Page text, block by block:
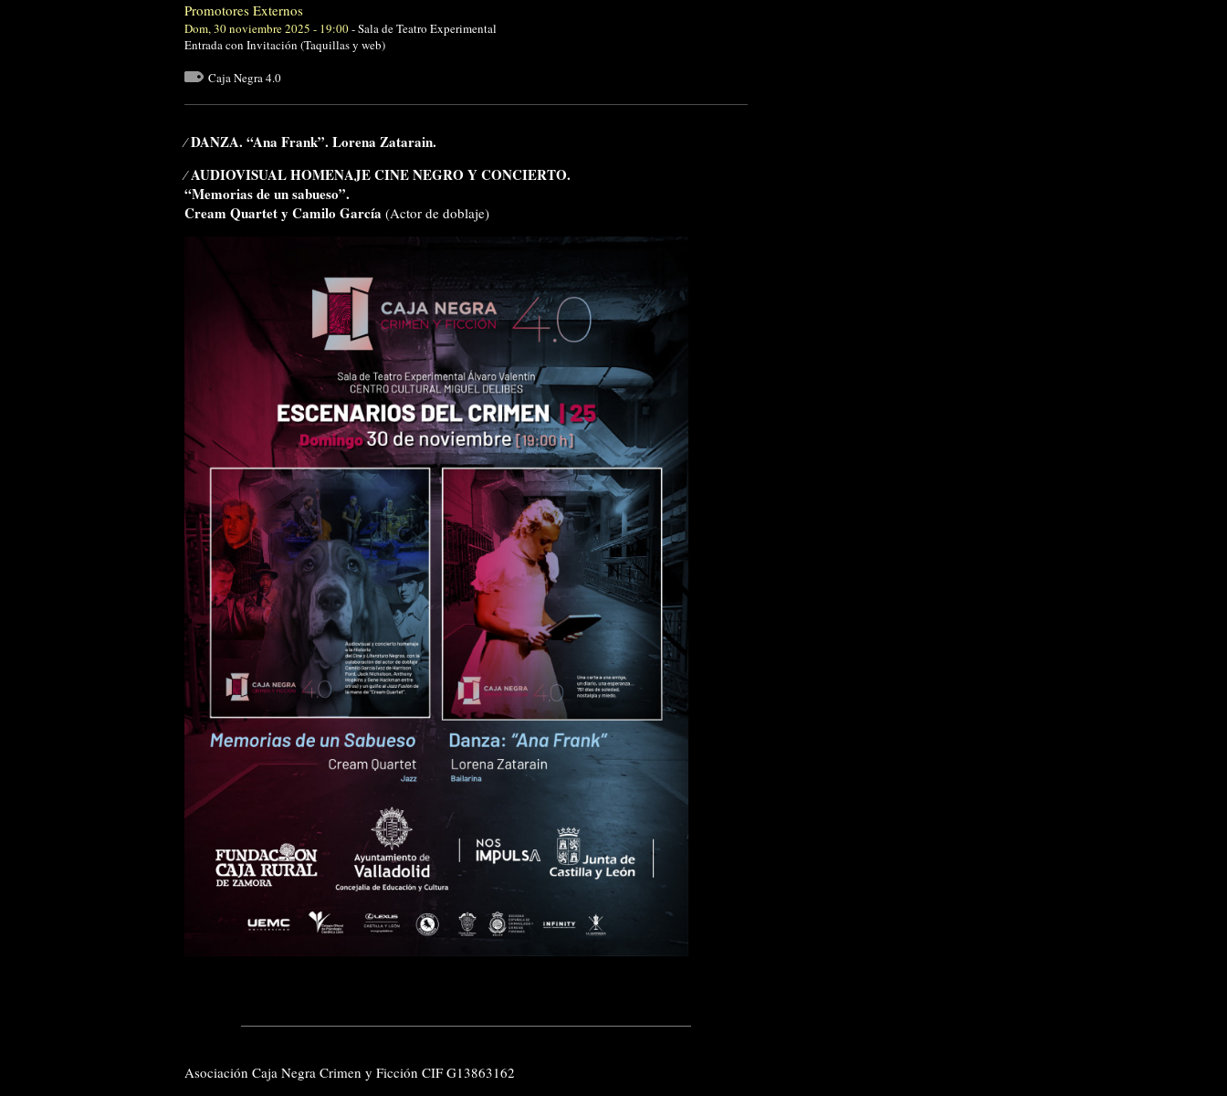
Promotores Externos
Dom, 30 noviembre 2025 - 19:00-Sala de Teatro Experimental
Entrada con Invitación (Taquillas y web)
Caja Negra 4.0
⁄ DANZA. “Ana Frank”. Lorena Zatarain.
⁄ AUDIOVISUAL HOMENAJE CINE NEGRO Y CONCIERTO.
“Memorias de un sabueso”.
Cream Quartet y Camilo García (Actor de doblaje)
Asociación Caja Negra Crimen y Ficción CIF G13863162